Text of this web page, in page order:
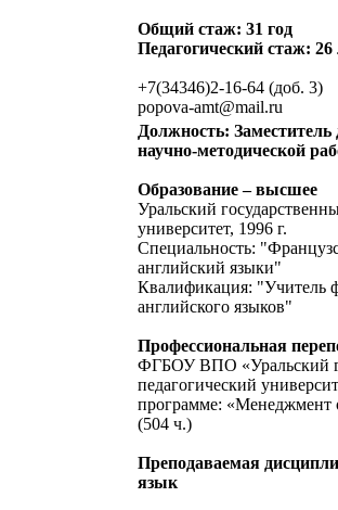
Общий стаж: 31 год
Педагогический стаж: 26
+7(34346)2-16-64 (доб. 3)
popova-amt@mail.ru
Должность: Заместитель
научно-методической
Образование – высшее
Уральский
университет, 1996 г.
Специальность:
английский языки"
Квалификация: "Учитель
английского языков"
Профессиональная
ФГБОУ ВПО «Уральский
педагогический
программе: «Менеджмент
(504 ч.)
Преподаваемая
язык